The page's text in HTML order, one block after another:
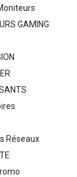
GAMING
Réseaux